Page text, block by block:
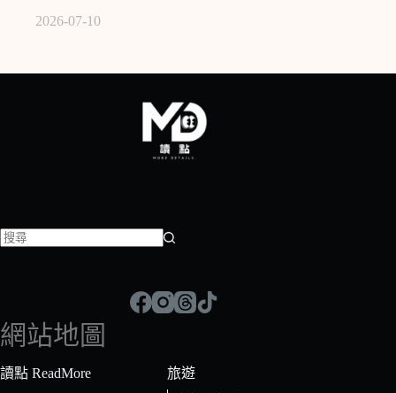
2026-07-10
符
合
條
網站地圖
讀點 ReadMore
旅遊